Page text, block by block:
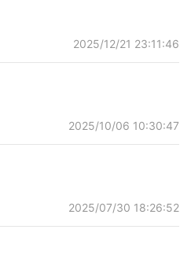
2025/12/21 23:11:46
2025/10/06 10:30:47
2025/07/30 18:26:52